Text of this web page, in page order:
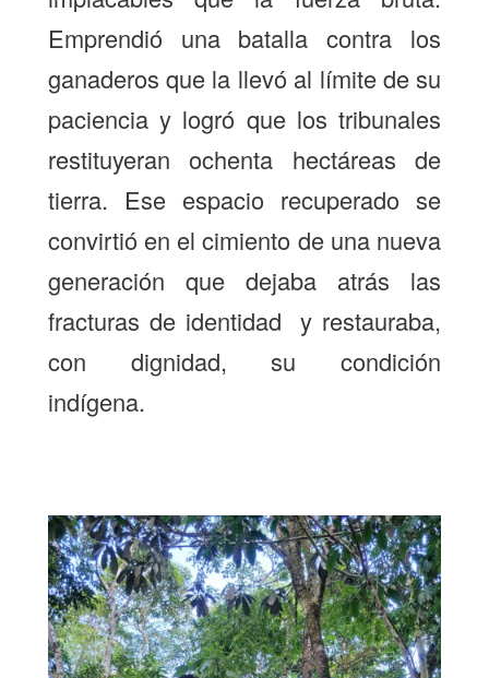
Emprendió una batalla contra los
ganaderos que la llevó al límite de su
paciencia y logró que los tribunales
restituyeran ochenta hectáreas de
tierra. Ese espacio recuperado se
convirtió en el cimiento de una nueva
generación que dejaba atrás las
fracturas de identidad y restauraba,
con dignidad, su condición
indígena.